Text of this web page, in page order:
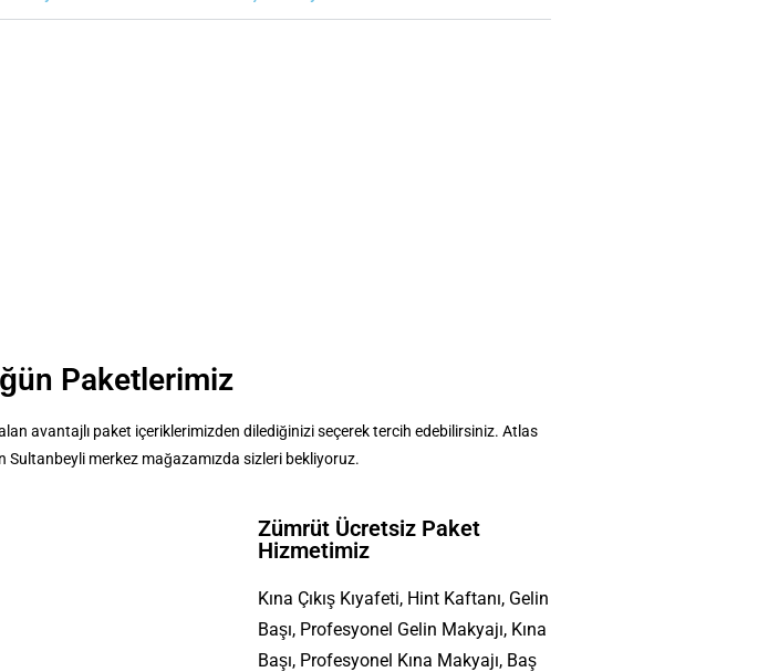
Paketlerimiz
avantajlı paket içeriklerimizden dilediğinizi seçerek tercih edebilirsiniz. Atlas
merkez mağazamızda sizleri bekliyoruz.
Zümrüt Ücretsiz Paket
Hizmetimiz
Kına Çıkış Kıyafeti, Hint Kaftanı, Gelin
Başı, Profesyonel Gelin Makyajı, Kına
Başı, Profesyonel Kına Makyajı, Baş